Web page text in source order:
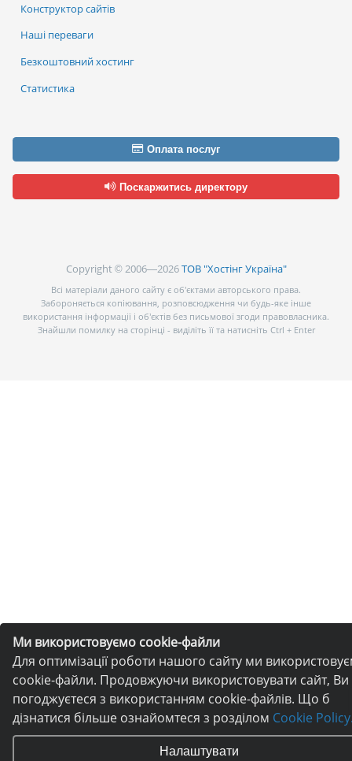
Ми використовуємо cookie-файли
Для оптимізації роботи нашого сайту ми
cookie-файли. Продовжуючи використовувати сайт, Ви
погоджуєтеся з використанням cookie-файлів. Що б
дізнатися більше ознайомтеся з розділом Cookie
Налаштувати
Конструктор сайтів
Наші переваги
Безкоштовний хостинг
Статистика
Оплата послуг
Поскаржитись директору
Copyright © 2006—2026ТОВ "Хостінг Україна"
Всі матеріали даного сайту є об’єктами авторського права.
Забороняється копіювання, розповсюдження чи будь-яке інше
використання інформації і об’єктів без письмової згоди правовласника.
Знайшли помилку на сторінці - виділіть її та натисніть Ctrl + Enter